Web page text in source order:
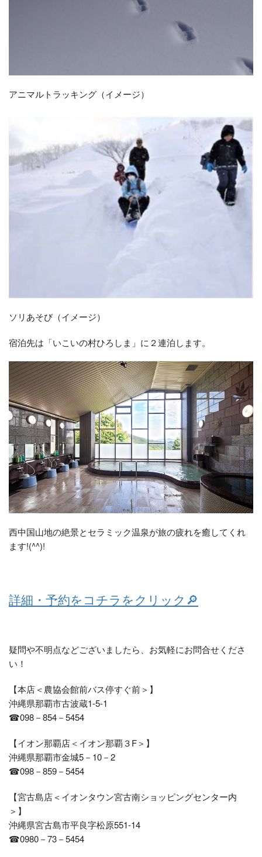
アニマルトラッキング（イメージ）
ソリあそび（イメージ）
宿泊先は「いこいの村ひろしま」に２連泊します。
西中国山地の絶景とセラミック温泉が旅の疲れを癒してくれ
ます!(^^)!
詳細・予約をコチラをクリック🔎
疑問や不明点などございましたら、お気軽にお問合せくださ
い！
【本店＜農協会館前バス停すぐ前＞】
沖縄県那覇市古波蔵1-5-1
☎098－854－5454
【イオン那覇店＜イオン那覇３F＞】
沖縄県那覇市金城5－10－2
☎098－859－5454
【宮古島店＜イオンタウン宮古南ショッピングセンター内
＞】
沖縄県宮古島市平良字松原551-14
☎0980－73－5454